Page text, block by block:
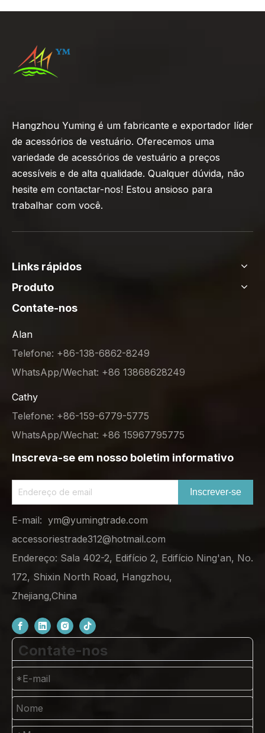
Hangzhou Yuming é um fabricante e exportador líder
de acessórios de vestuário. Oferecemos uma
variedade de acessórios de vestuário a preços
acessíveis e de alta qualidade. Qualquer dúvida, não
hesite em contactar-nos! Estou ansioso para
trabalhar com você.
Links rápidos
Produto
Contate-nos
Alan
Telefone: +86-138-6862-8249
WhatsApp/Wechat: +86 13868628249
Cathy
Telefone: +86-159-6779-5775
WhatsApp/Wechat: +86 15967795775
Inscreva-se em nosso boletim informativo
Inscrever-se
E-mail: ym@yumingtrade.com
accessoriestrade312@hotmail.com
Endereço: Sala 402-2, Edifício 2, Edifício Ning'an, No.
172, Shixin North Road, Hangzhou,
Zhejiang,China
Contate-nos